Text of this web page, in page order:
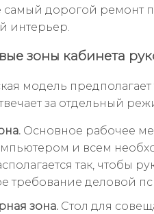
самый дорогой ремонт
интерьер.
зоны кабинета
модель
за отдельный
Основное рабочее
и всем
так, чтобы
требование деловой
зона. Стол для